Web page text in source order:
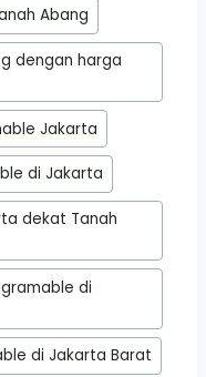
Abang
dengan harga
Jakarta
di Jakarta
dekat Tanah
di
di Jakarta Barat